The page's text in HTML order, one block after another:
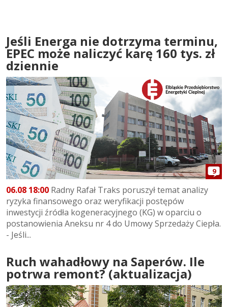
Jeśli Energa nie dotrzyma terminu,
EPEC może naliczyć karę 160 tys. zł
dziennie
9
06.08 18:00 Radny Rafał Traks poruszył temat analizy
ryzyka finansowego oraz weryfikacji postępów
inwestycji źródła kogeneracyjnego (KG) w oparciu o
postanowienia Aneksu nr 4 do Umowy Sprzedaży Ciepła.
- Jeśli...
Ruch wahadłowy na Saperów. Ile
potrwa remont? (aktualizacja)